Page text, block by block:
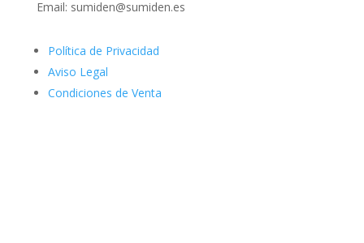
Email: sumiden@sumiden.es
Política de Privacidad
Aviso Legal
Condiciones de Venta